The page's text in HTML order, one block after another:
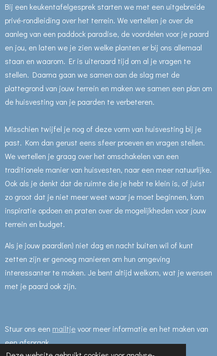
Bij een keukentafelgesprek starten we met een uitgebreide
privé-rondleiding over het terrein. We vertellen je over de
aanleg van een paddock paradise, de voordelen voor je paard
en jou, en laten we je zien welke planten er bij ons allemaal
staan en waarom. Er is uiteraard tijd om al je vragen te
stellen. Daarna gaan we samen aan de slag met de
plattegrond van jouw terrein en maken we samen een plan om
de huisvesting van je paarden te verbeteren.
Misschien twijfel je nog of deze vorm van huisvesting bij je
past. Kom dan gerust eens sfeer proeven en vragen stellen.
We vertellen je graag over het omschakelen van een
traditionele manier van huisvesten, naar een meer natuurlijke.
Ook als je denkt dat de ruimte die je hebt te klein is, of juist
zo groot dat je niet meer weet waar je moet beginnen, kom
inspiratie opdoen en praten over de mogelijkheden voor jouw
terrein en budget.
Als je jouw paard(en) niet dag en nacht buiten wil of kunt
zetten zijn er genoeg manieren om hun omgeving
interessanter te maken. Je bent altijd welkom, wat je wensen
met je paard ook zijn.
Stuur ons een mailtjevoor meer informatie en het maken van
een afspraak.